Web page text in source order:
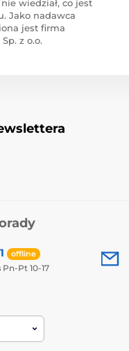
wiedział, co jest
Jako nadawca
jest firma
Sp. z o.o.
offline
Pn-Pt 10-17